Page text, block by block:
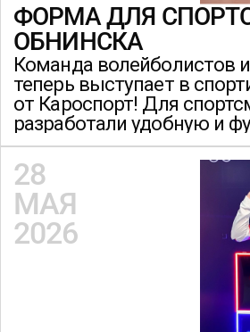
ФОРМА ДЛЯ
ОБНИНСКА
Команда волейболистов
теперь выступает в
от Кароспорт! Для
разработали удобную и
экипировку.
28
МАЯ
2026